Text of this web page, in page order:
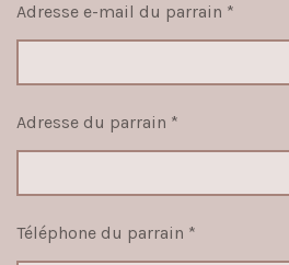
Adresse e-mail du parrain *
Adresse du parrain *
Téléphone du parrain *